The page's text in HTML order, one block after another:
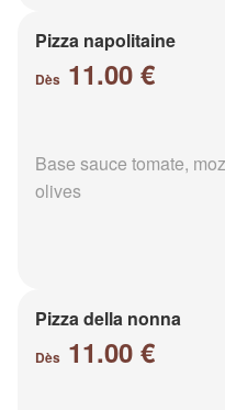
Pizza napolitaine
Dès 11.00 €
Base sauce tomate,
olives
Pizza della nonna
Dès 11.00 €